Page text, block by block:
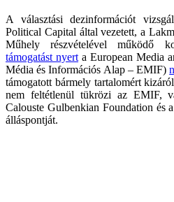
A választási dezinformációt
Political Capital által vezetett, a
Műhely részvételével működő
támogatást nyert a European Media
Média és Információs Alap – EMIF)
támogatott bármely tartalomért
nem feltétlenül tükrözi az EMIF,
Calouste Gulbenkian Foundation és
álláspontját.